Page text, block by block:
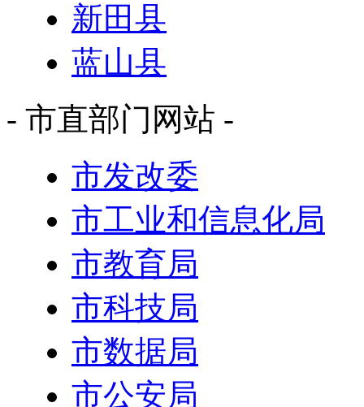
新田县
蓝山县
- 市直部门网站 -
市发改委
市工业和信息化局
市教育局
市科技局
市数据局
市公安局